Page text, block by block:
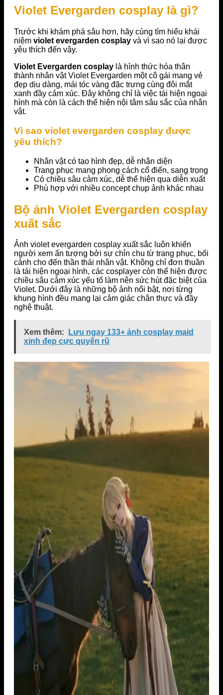
Violet Evergarden cosplay là gì?
Trước khi khám phá sâu hơn, hãy cùng tìm hiểu khái
niệm violet evergarden cosplay và vì sao nó lại được
yêu thích đến vậy.
Violet Evergarden cosplay là hình thức hóa thân
thành nhân vật Violet Evergarden một cô gái mang vẻ
đẹp dịu dàng, mái tóc vàng đặc trưng cùng đôi mắt
xanh đầy cảm xúc. Đây không chỉ là việc tái hiện ngoại
hình mà còn là cách thể hiện nội tâm sâu sắc của nhân
vật.
Vì sao violet evergarden cosplay được
yêu thích?
Nhân vật có tạo hình đẹp, dễ nhận diện
Trang phục mang phong cách cổ điển, sang trọng
Có chiều sâu cảm xúc, dễ thể hiện qua diễn xuất
Phù hợp với nhiều concept chụp ảnh khác nhau
Bộ ảnh Violet Evergarden cosplay
xuất sắc
Ảnh violet evergarden cosplay xuất sắc luôn khiến
người xem ấn tượng bởi sự chỉn chu từ trang phục, bối
cảnh cho đến thần thái nhân vật. Không chỉ đơn thuần
là tái hiện ngoại hình, các cosplayer còn thể hiện được
chiều sâu cảm xúc yếu tố làm nên sức hút đặc biệt của
Violet. Dưới đây là những bộ ảnh nổi bật, nơi từng
khung hình đều mang lại cảm giác chân thực và đầy
nghệ thuật.
Xem thêm:
Lưu ngay 133+ ảnh cosplay maid
xinh đẹp cực quyến rũ